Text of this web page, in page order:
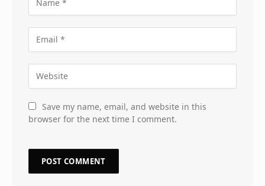
Save my name, email, and website in this
browser for the next time I comment.